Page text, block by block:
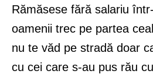
Rămăsese fără salariu
oamenii trec pe partea
nu te văd pe stradă doar
cu cei care s-au pus rău